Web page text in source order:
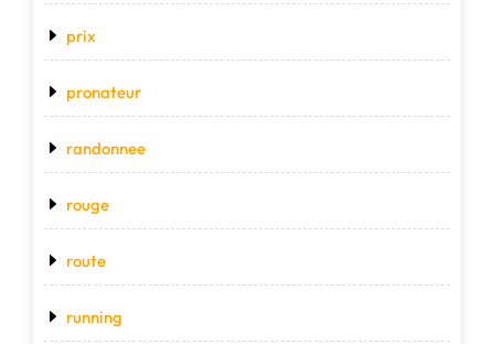
prix
pronateur
randonnee
rouge
route
running